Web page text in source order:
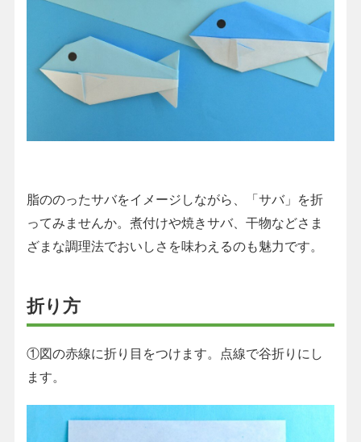
脂ののったサバをイメージしながら、「サバ」を折
ってみませんか。煮付けや焼きサバ、干物などさま
ざまな調理法でおいしさを味わえるのも魅力です。
折り方
①図の赤線に折り目をつけます。点線で谷折りにし
ます。